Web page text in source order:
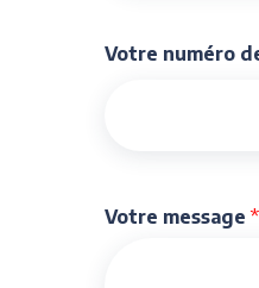
Votre numéro
Votre message *